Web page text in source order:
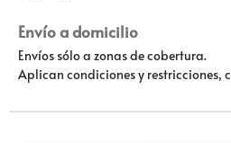
Envío a domicilio
Envíos sólo a zonas de cobertura.
Aplican condiciones y restricciones,